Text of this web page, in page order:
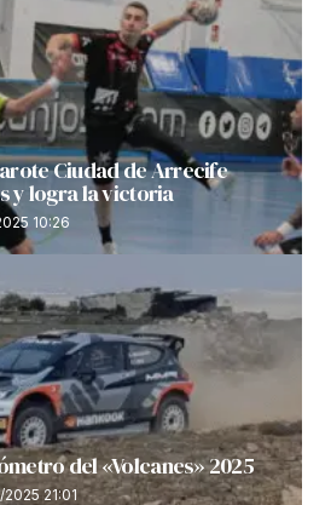
Ciudad de Arrecife
y logra la victoria
10:26
del «Volcanes» 2025
21:01